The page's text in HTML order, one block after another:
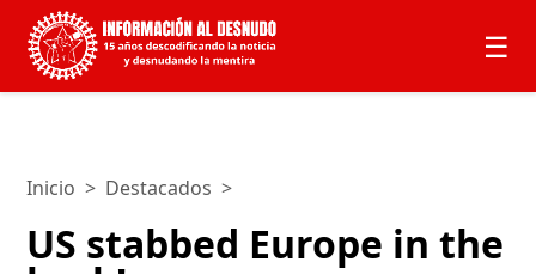
☰
Inicio > Destacados >
US stabbed Europe in the